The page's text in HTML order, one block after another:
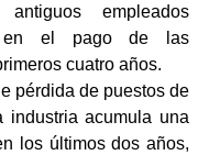
empleados
en el pago de las
cuatro años.
pérdida de puestos de
industria acumula una
los últimos dos años,